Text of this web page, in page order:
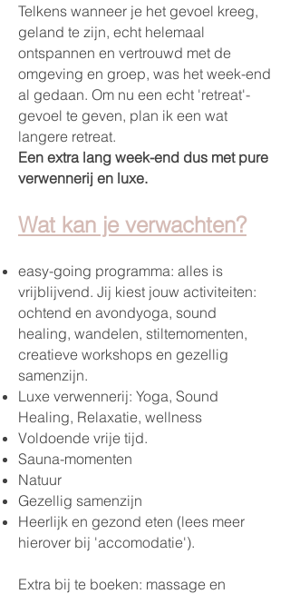
Telkens wanneer je het gevoel kreeg,
geland te zijn, echt helemaal
ontspannen en vertrouwd met de
omgeving en groep, was het week-end
al gedaan. Om nu een echt 'retreat'-
gevoel te geven, plan ik een wat
langere retreat.
Een extra lang week-end dus met pure
verwennerij en luxe.
Wat kan je verwachten?
easy-going programma: alles is
vrijblijvend. Jij kiest jouw activiteiten:
ochtend en avondyoga, sound
healing, wandelen, stiltemomenten,
creatieve workshops en gezellig
samenzijn.
Luxe verwennerij: Yoga, Sound
Healing, Relaxatie, wellness
Voldoende vrije tijd.
Sauna-momenten
Natuur
Gezellig samenzijn
Heerlijk en gezond eten (lees meer
hierover bij 'accomodatie').
Extra bij te boeken: massage en